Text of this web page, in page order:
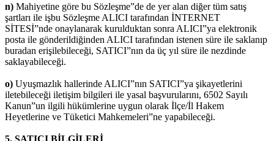
n) Mahiyetine göre bu Sözleşme”de de yer alan diğer tüm satış
şartları ile işbu Sözleşme ALICI tarafından İNTERNET
SİTESİ”nde onaylanarak kurulduktan sonra ALICI”ya elektronik
posta ile gönderildiğinden ALICI tarafından istenen süre ile saklanıp
buradan erişilebileceği, SATICI”nın da üç yıl süre ile nezdinde
saklayabileceği.
o) Uyuşmazlık hallerinde ALICI”nın SATICI”ya şikayetlerini
iletebileceği iletişim bilgileri ile yasal başvurularını, 6502 Sayılı
Kanun”un ilgili hükümlerine uygun olarak İlçe/İl Hakem
Heyetlerine ve Tüketici Mahkemeleri”ne yapabileceği.
5. SATICI BİLGİLERİ